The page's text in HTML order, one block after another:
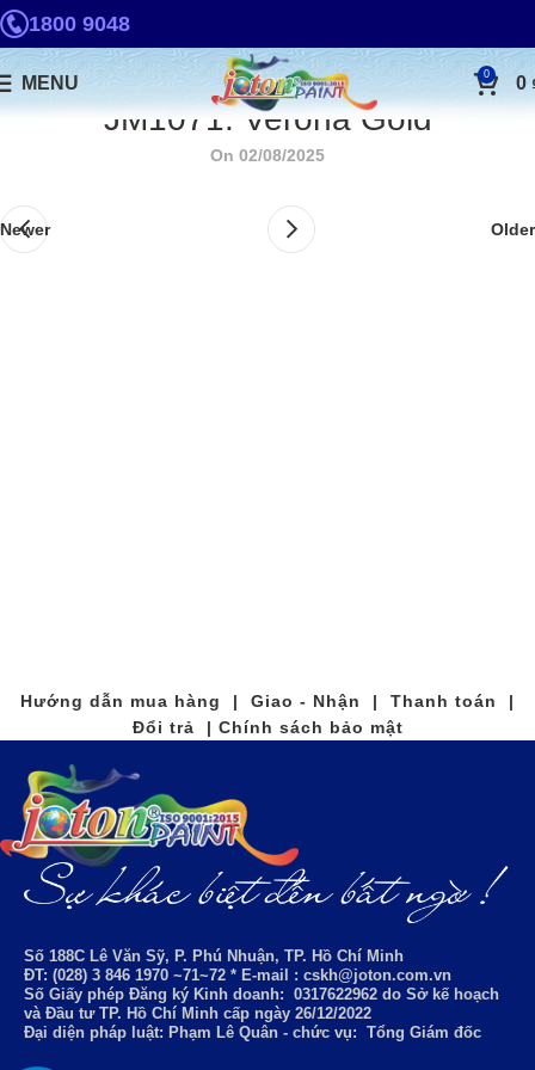
1800 9048
MENU 0 0
JM1071. Verona Gold
On 02/08/2025
Newer Older
Hướng dẫn mua hàng | Giao - Nhận | Thanh toán |
Đổi trả | Chính sách bảo mật
Số 188C Lê Văn Sỹ, P. Phú Nhuận, TP. Hồ Chí Minh
ĐT: (028) 3 846 1970 ~71~72 * E-mail : cskh@joton.com.vn
Số Giấy phép Đăng ký Kinh doanh: 0317622962 do Sở kế hoạch
và Đầu tư TP. Hồ Chí Minh cấp ngày 26/12/2022
Đại diện pháp luật: Phạm Lê Quân - chức vụ: Tổng Giám đốc